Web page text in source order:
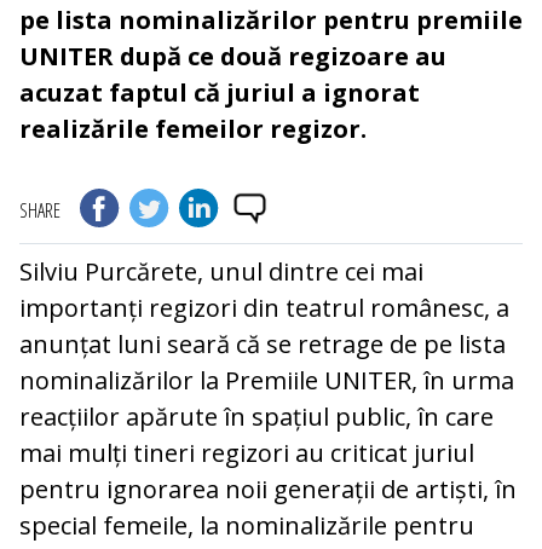
pe lista nominalizărilor pentru premiile
UNITER după ce două regizoare au
acuzat faptul că juriul a ignorat
realizările femeilor regizor.
SHARE
Silviu Purcărete, unul dintre cei mai
importanți regizori din teatrul românesc, a
anunțat luni seară că se retrage de pe lista
nominalizărilor la Premiile UNITER, în urma
reacțiilor apărute în spațiul public, în care
mai mulți tineri regizori au criticat juriul
pentru ignorarea noii generații de artiști, în
special femeile, la nominalizările pentru